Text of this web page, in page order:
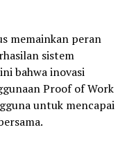
memainkan peran
sistem
bahwa inovasi
Proof of Work
untuk mencapai